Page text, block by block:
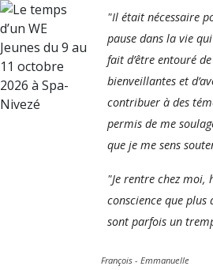
"Il était nécessaire
pause dans la vie
fait d’être entouré
bienveillantes et
contribuer à des
permis de me
que je me sens
"Je rentre chez moi,
conscience que plus
sont parfois un
François - Emmanuelle